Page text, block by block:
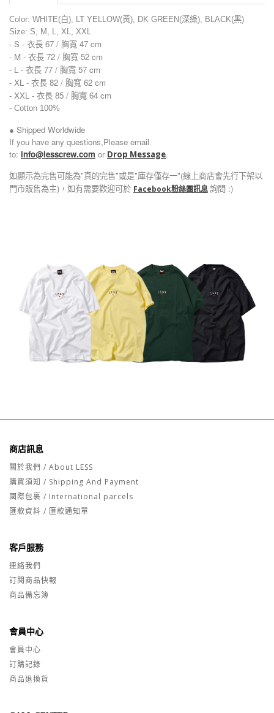
Color: WHITE(白), LT YELLOW(黃), DK GREEN(深綠), BLACK(黑)
Size: S, M, L, XL, XXL
- S - 衣長 67 / 胸寬 47 cm
- M - 衣長 72 / 胸寬 52 cm
- L - 衣長 77 / 胸寬 57 cm
- XL - 衣長 82 / 胸寬 62 cm
- XXL - 衣長 85 / 胸寬 64 cm
- Cotton 100%
● Shipped Worldwide
If you have any questions,Please email
to: info@lesscrew.com or Drop Message.
如顯示為完售可能為"真的完售"或是"庫存僅存一"(線上商店會先行下架以
門市販售為主)，如有需要歡迎可於 Facebook粉絲團訊息詢問 :)
商店訊息
關於我們 / About LESS
購買須知 / Shipping And Payment
國際包裹 / International parcels
匯款資料 / 匯款通知單
客戶服務
連絡我們
訂閱商品快報
商品備忘簿
會員中心
會員中心
訂購記錄
商品退換貨